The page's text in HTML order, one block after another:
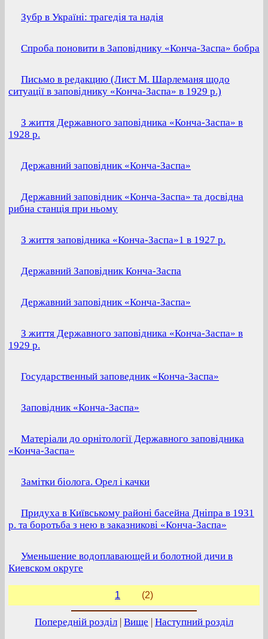
Зубр в Україні: трагедія та надія
Спроба поновити в Заповіднику «Конча-Заспа» бобра
Письмо в редакцию (Лист М. Шарлеманя щодо
ситуації в заповіднику «Конча-Заспа» в 1929 р.)
З життя Державного заповідника «Конча-Заспа» в
1928 р.
Державний заповідник «Конча-Заспа»
Державний заповідник «Конча-Заспа» та досвідна
рибна станція при ньому
З життя заповідника «Конча-Заспа»1 в 1927 р.
Державний Заповідник Конча-Заспа
Державний заповідник «Конча-Заспа»
З життя Державного заповідника «Конча-Заспа» в
1929 р.
Госудаpственный заповедник «Конча-Заспа»
Заповiдник «Конча-Заспа»
Матерiали до орнiтологiї Державного заповiдника
«Конча-Заспа»
Замітки біолога. Орел і качки
Придуха в Київському районі басейна Дніпра в 1931
р. та боротьба з нею в заказникові «Конча-Заспа»
Уменьшение водоплавающей и болотной дичи в
Киевском округе
1 (2)
Попередній розділ | Вище | Наступний розділ